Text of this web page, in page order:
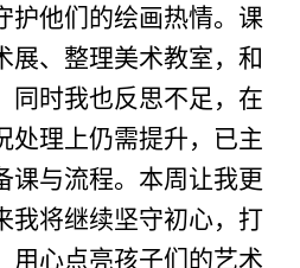
护他们的绘画热情。课
展、整理美术教室，和
同时我也反思不足，在
处理上仍需提升，已主
课与流程。本周让我更
我将继续坚守初心，打
用心点亮孩子们的艺术